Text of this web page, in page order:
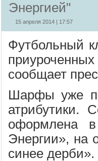
Энергией"
15 апреля 2014 | 17:57
Футбольный
сообщает
Шарфы уже
атрибутики.
оформлена
Энергии», на
синее дерби».